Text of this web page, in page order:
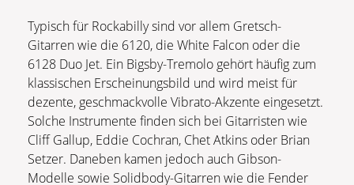
Typisch für Rockabilly sind vor allem Gretsch-
Gitarren wie die 6120, die White Falcon oder die
6128 Duo Jet. Ein Bigsby-Tremolo gehört häufig zum
klassischen Erscheinungsbild und wird meist für
dezente, geschmackvolle Vibrato-Akzente eingesetzt.
Solche Instrumente finden sich bei Gitarristen wie
Cliff Gallup, Eddie Cochran, Chet Atkins oder Brian
Setzer. Daneben kamen jedoch auch Gibson-
Modelle sowie Solidbody-Gitarren wie die Fender